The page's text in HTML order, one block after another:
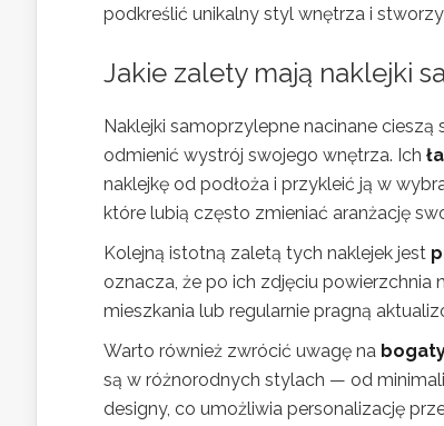
podkreślić unikalny styl wnętrza i
Jakie zalety mają naklejki
Naklejki samoprzylepne nacinane
odmienić wystrój swojego wnętrza. Ich
naklejkę od podłoża i przykleić ją w
które lubią często zmieniać aranżację
Kolejną istotną zaletą tych naklejek jest
oznacza, że po ich zdjęciu
mieszkania lub regularnie pragną
Warto również zwrócić uwagę na
są w różnorodnych stylach — od
designy, co umożliwia personalizację